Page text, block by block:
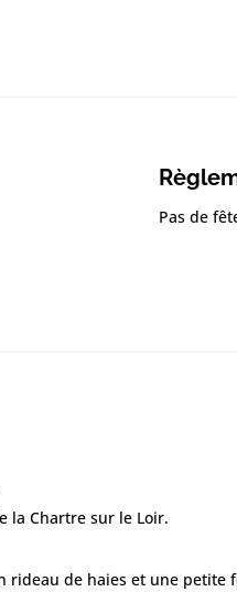
Pas de
la Chartre sur le Loir.
rideau de haies et une petite